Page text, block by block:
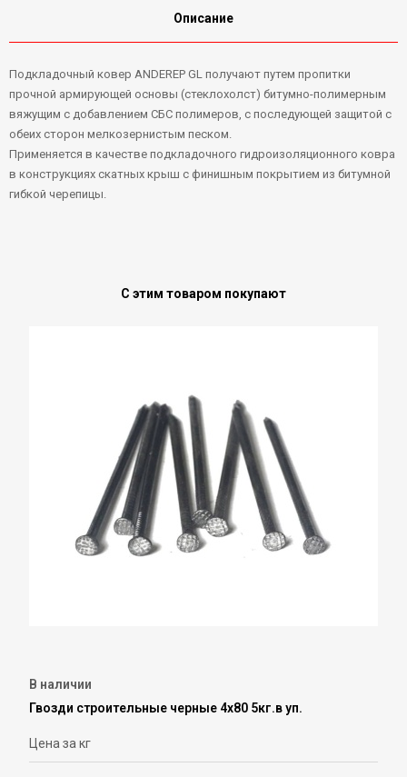
Описание
Подкладочный ковер ANDEREP GL получают путем пропитки
прочной армирующей основы (стеклохолст) битумно-полимерным
вяжущим с добавлением СБС полимеров, с последующей защитой с
обеих сторон мелкозернистым песком.
Применяется в качестве подкладочного гидроизоляционного ковра
в конструкциях скатных крыш с финишным покрытием из битумной
гибкой черепицы.
С этим товаром покупают
В наличии
Гвозди строительные черные 4х80 5кг.в уп.
Цена за кг